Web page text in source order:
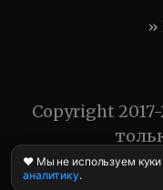
»
Copyright
❤️ Мы не используем
аналитику.